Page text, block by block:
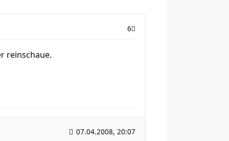
6
reinschaue.
07.04.2008, 20:07